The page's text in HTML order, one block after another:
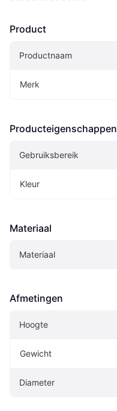
Product
Productnaam
Merk
Producteigenschappen
Gebruiksbereik
Kleur
Materiaal
Materiaal
Afmetingen
Hoogte
Gewicht
Diameter